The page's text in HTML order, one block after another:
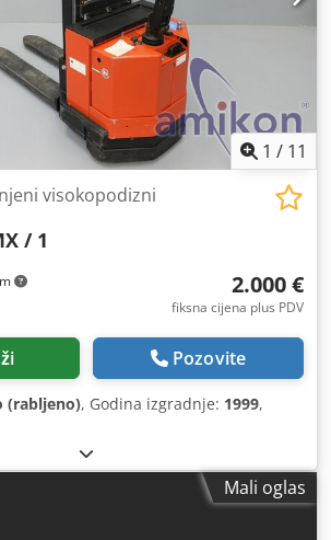
1 / 11
visokopodizni
/ 1
2.000 €
fiksna cijena plus PDV
Pozovite
(rabljeno), Godina izgradnje: 1999,
Mali oglas